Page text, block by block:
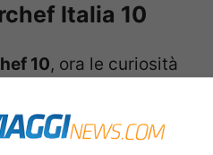
Italia 10
10, ora le curiosità